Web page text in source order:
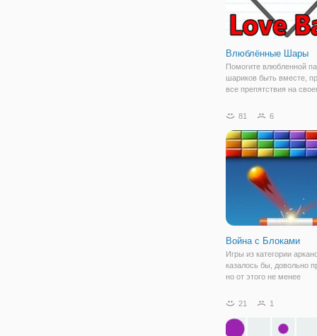
Влюблённые Шары
Помогите влюбленной
шариков быть вместе,
все препятствия на
"Влюблённые Шары"
Суть игры заключается
на поле
81 6
Война с Блоками
Игры из категории
казалось бы, довольно
но от этого не менее
убедиться в этом сами,
Это красочная и
игра, в которой вам
21 1